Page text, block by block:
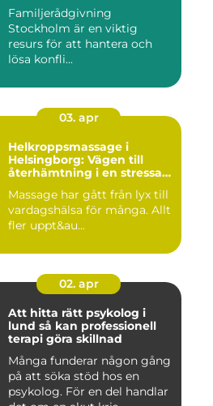
Familjerådgivning
Stockholm är en viktig
resurs för att hantera och
lösa konfli...
03. apr
Helkroppsmassage i
Helsingborg: Vägen till
återhämtning i en stressad
Massage har gått från lyx till
vardagshälsa för många. Allt
fler uppt&au...
02. apr
Att hitta rätt psykolog i
lund så kan professionell
terapi göra skillnad
Många funderar någon gång
på att söka stöd hos en
psykolog. För en del handlar